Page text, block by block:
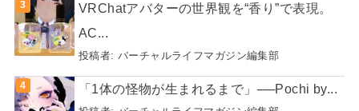
VRChatアバターの世界観を“香り”で表現。
AC...
投稿者: バーチャルライフマガジン編集部
「1体の怪物が生まれるまで」──Pochi by...